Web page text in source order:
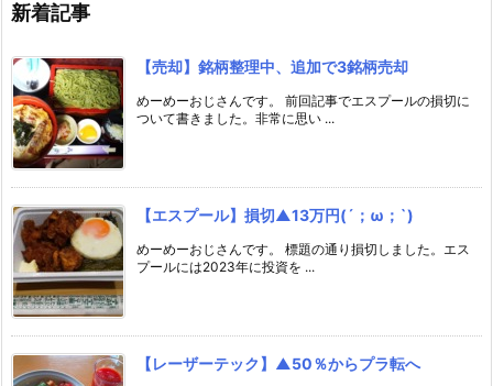
新着記事
【売却】銘柄整理中、追加で3銘柄売却
めーめーおじさんです。 前回記事でエスプールの損切に
ついて書きました。非常に思い ...
【エスプール】損切▲13万円(´；ω；`)
めーめーおじさんです。 標題の通り損切しました。エス
プールには2023年に投資を ...
【レーザーテック】▲50％からプラ転へ